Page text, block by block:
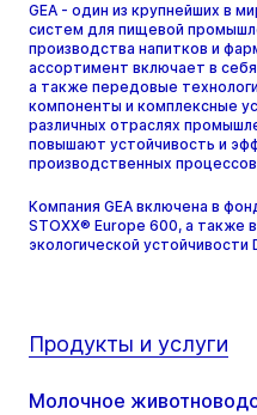
GEA - один из крупнейших в
систем для пищевой
производства напитков и
ассортимент включает в
а также передовые
компоненты и комплексные
различных отраслях
повышают устойчивость и
производственных
Компания GEA включена в
STOXX® Europe 600, а также
экологической устойчивости
Продукты и услуги
Молочное